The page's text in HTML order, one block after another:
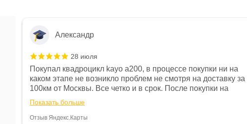
Александр
28 июля
Покупал квадроцикл kayo a200, в процессе покупки ни на
каком этапе не возникло проблем не смотря на доставку за
100км от Москвы. Все четко и в срок. После покупки на
спидометре всегда был 0, при этом представители магазина
постоянно были на связи и в итоге проблема была решена.
Считаю, что это говорит о небезразличии к клиенту после
Показать больше
Отзыв Яндекс.Карты